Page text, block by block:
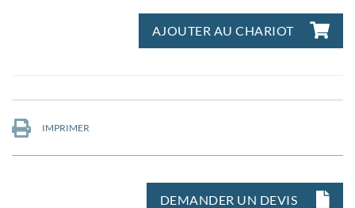
AJOUTER AU CHARIOT
IMPRIMER
DEMANDER UN DEVIS